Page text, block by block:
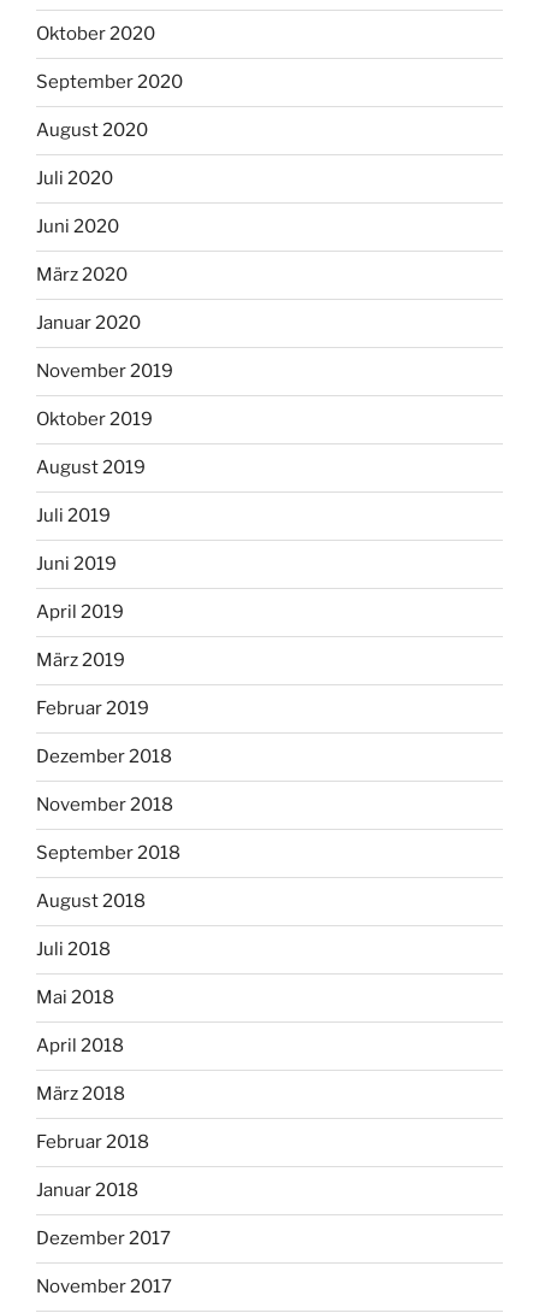
Oktober 2020
September 2020
August 2020
Juli 2020
Juni 2020
März 2020
Januar 2020
November 2019
Oktober 2019
August 2019
Juli 2019
Juni 2019
April 2019
März 2019
Februar 2019
Dezember 2018
November 2018
September 2018
August 2018
Juli 2018
Mai 2018
April 2018
März 2018
Februar 2018
Januar 2018
Dezember 2017
November 2017